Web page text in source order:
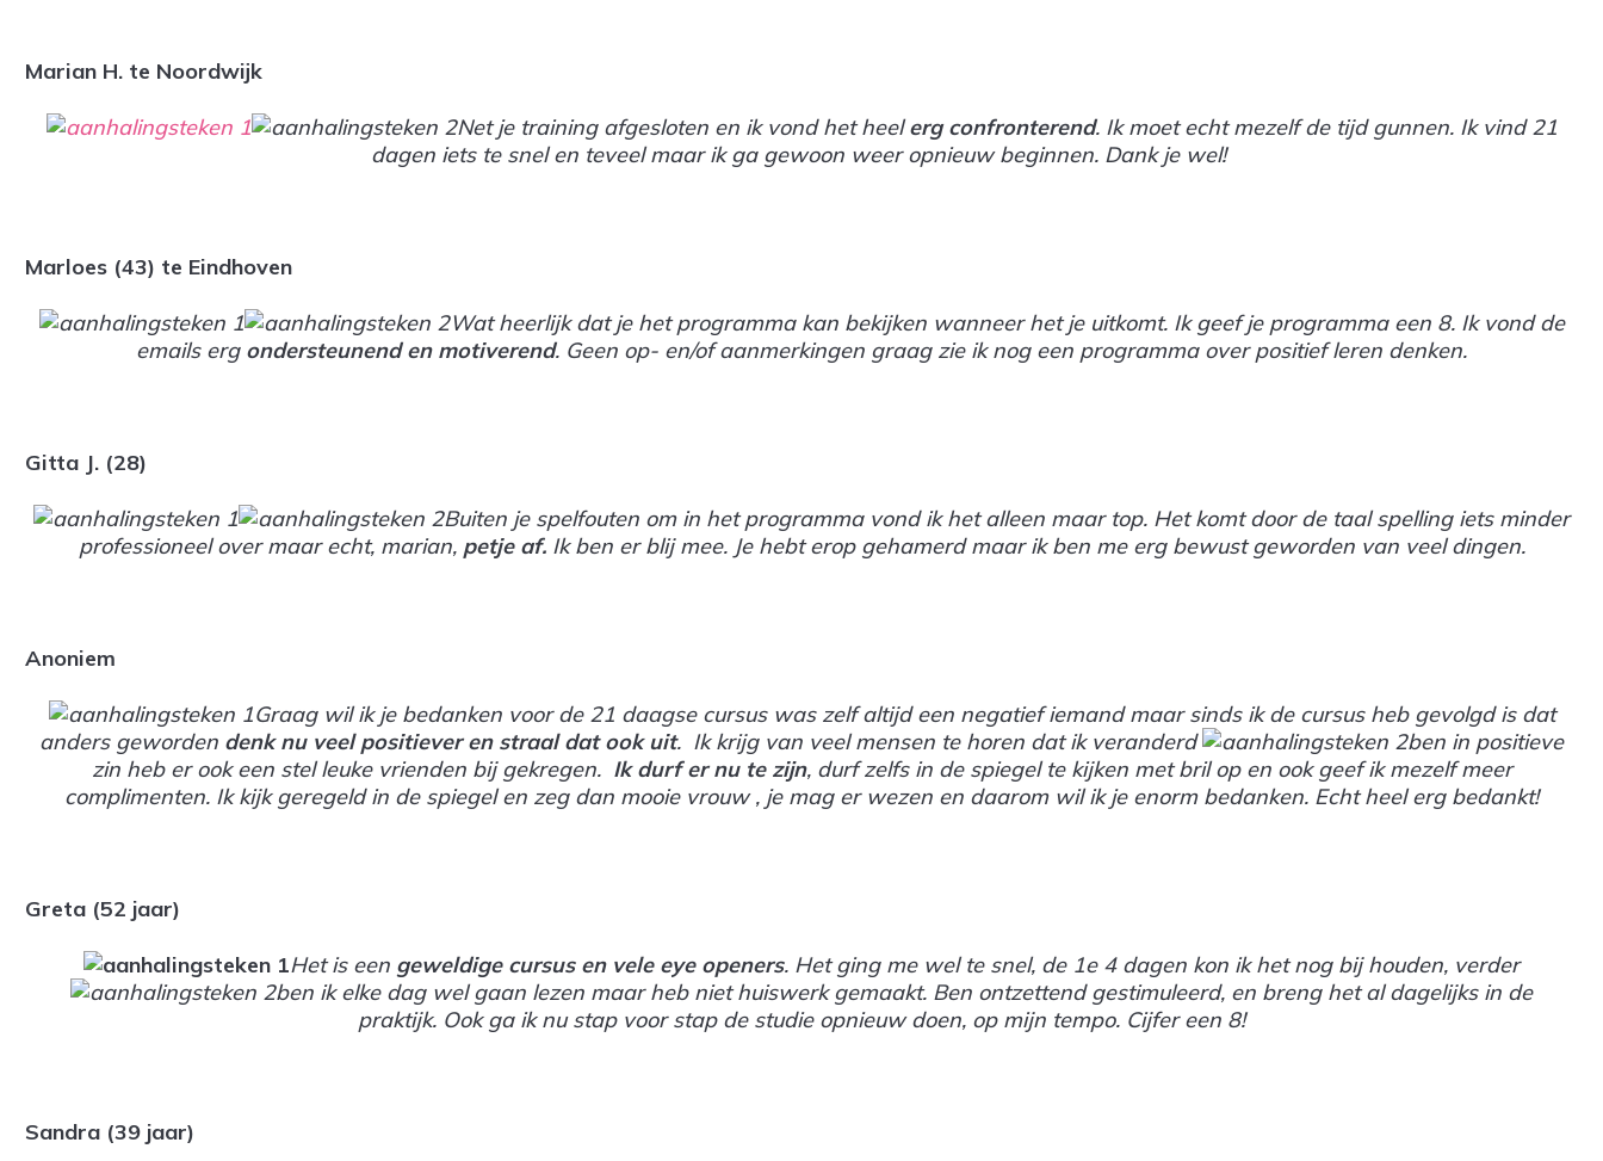
Marian H. te Noordwijk
Net je training afgesloten en ik vond het heelerg confronterend. Ik moet echt mezelf de tijd gunnen. Ik vind 21
dagen iets te snel en teveel maar ik ga gewoon weer opnieuw beginnen. Dank je wel!
Marloes (43) te Eindhoven
Wat heerlijk dat je het programma kan bekijken wanneer het je uitkomt. Ik geef je programma een 8. Ik vond de
emails ergondersteunend en motiverend. Geen op- en/of aanmerkingen graag zie ik nog een programma over positief leren denken.
Gitta J. (28)
Buiten je spelfouten om in het programma vond ik het alleen maar top. Het komt door de taal spelling iets minder
professioneel over maar echt, marian, petje af.Ik ben er blij mee. Je hebt erop gehamerd maar ik ben me erg bewust geworden van veel dingen.
Anoniem
Graag wil ik je bedanken voor de 21 daagse cursus was zelf altijd een negatief iemand maar sinds ik de cursus heb gevolgd is dat
anders geworden denk nu veel positiever en straal dat ook uit. Ik krijg van veel mensen te horen dat ik veranderd
ben in positieve
zin heb er ook een stel leuke vrienden bij gekregen. Ik durf er nu te zijn, durf zelfs in de spiegel te kijken met bril op en ook geef ik mezelf meer
complimenten. Ik kijk geregeld in de spiegel en zeg dan mooie vrouw , je mag er wezen en daarom wil ik je enorm bedanken. Echt heel erg bedankt!
Greta (52 jaar)
Het is een geweldige cursus en vele eye openers. Het ging me wel te snel, de 1e 4 dagen kon ik het nog bij houden, verder
ben ik elke dag wel gaan lezen maar heb niet huiswerk gemaakt. Ben ontzettend gestimuleerd, en breng het al dagelijks in de
praktijk. Ook ga ik nu stap voor stap de studie opnieuw doen, op mijn tempo. Cijfer een 8!
Sandra (39 jaar)